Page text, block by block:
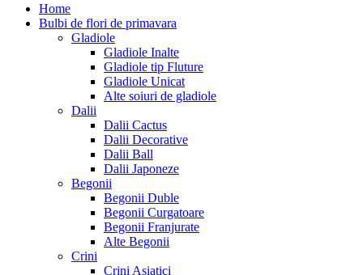
Home
Bulbi de flori de primavara
Gladiole
Gladiole Inalte
Gladiole tip Fluture
Gladiole Unicat
Alte soiuri de gladiole
Dalii
Dalii Cactus
Dalii Decorative
Dalii Ball
Dalii Japoneze
Begonii
Begonii Duble
Begonii Curgatoare
Begonii Franjurate
Alte Begonii
Crini
Crini Asiatici